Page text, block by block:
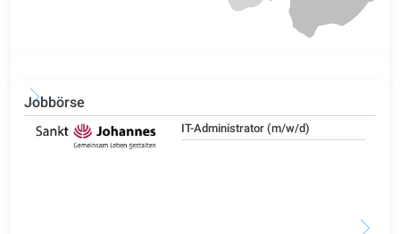
Jobbörse
IT-Administrator (m/w/d)